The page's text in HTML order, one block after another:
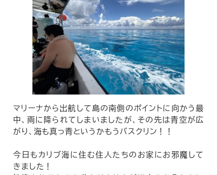
マリーナから出航して島の南側のポイントに向かう最
中、雨に降られてしまいましたが、その先は青空が広
がり、海も真っ青というかもうバスクリン！！
今日もカリブ海に住む住人たちのお家にお邪魔して
きました！